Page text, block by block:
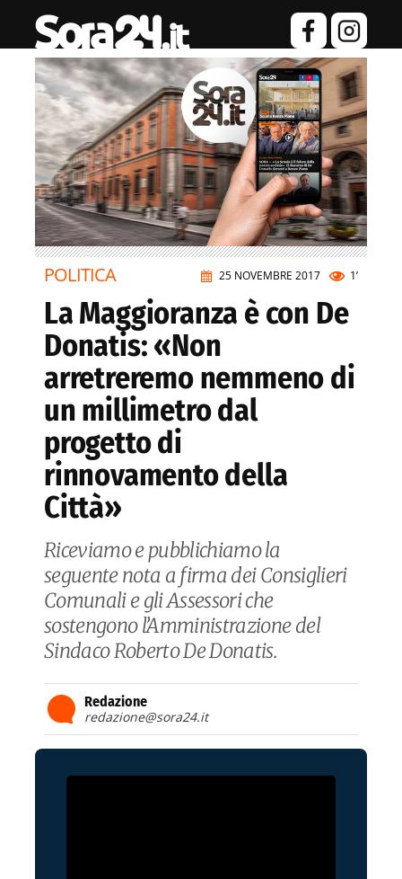
25 NOVEMBRE 2017 1’
POLITICA
La Maggioranza è con De
Donatis: «Non
arretreremo nemmeno di
un millimetro dal
progetto di
rinnovamento della
Città»
Riceviamo e pubblichiamo la
seguente nota a firma dei Consiglieri
Comunali e gli Assessori che
sostengono l’Amministrazione del
Sindaco Roberto De Donatis.
Redazione
redazione@sora24.it